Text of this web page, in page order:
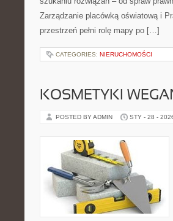
Zarządzanie placówką oświatową i
przestrzeń pełni rolę mapy po […]
CATEGORIES: NIERUCHOMOŚCI
KOSMETYKI
POSTED BY ADMIN STY - 28 -